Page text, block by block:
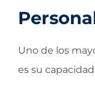
Uno de los
es su